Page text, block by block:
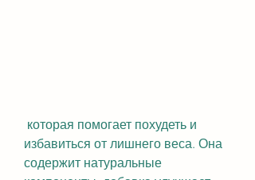
избавиться от лишнего веса. Она
содержит натуральные